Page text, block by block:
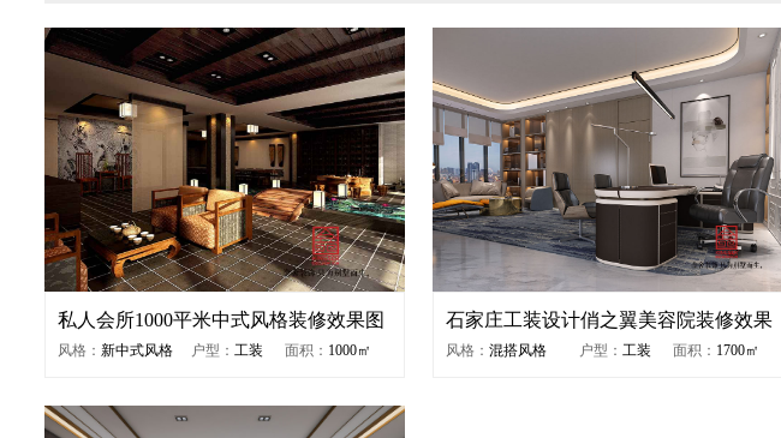
私人会所1000平米中式风格装修效果图
风格： 新中式风格 户型：工装 面积： 1000㎡
石家庄工装设计俏之翼美容院装修效果
图
风格：混搭风格 户型：工装 面积： 1700㎡